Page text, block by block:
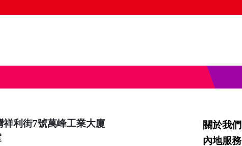
祥利街7號萬峰工業大廈
關於我們
內地服務